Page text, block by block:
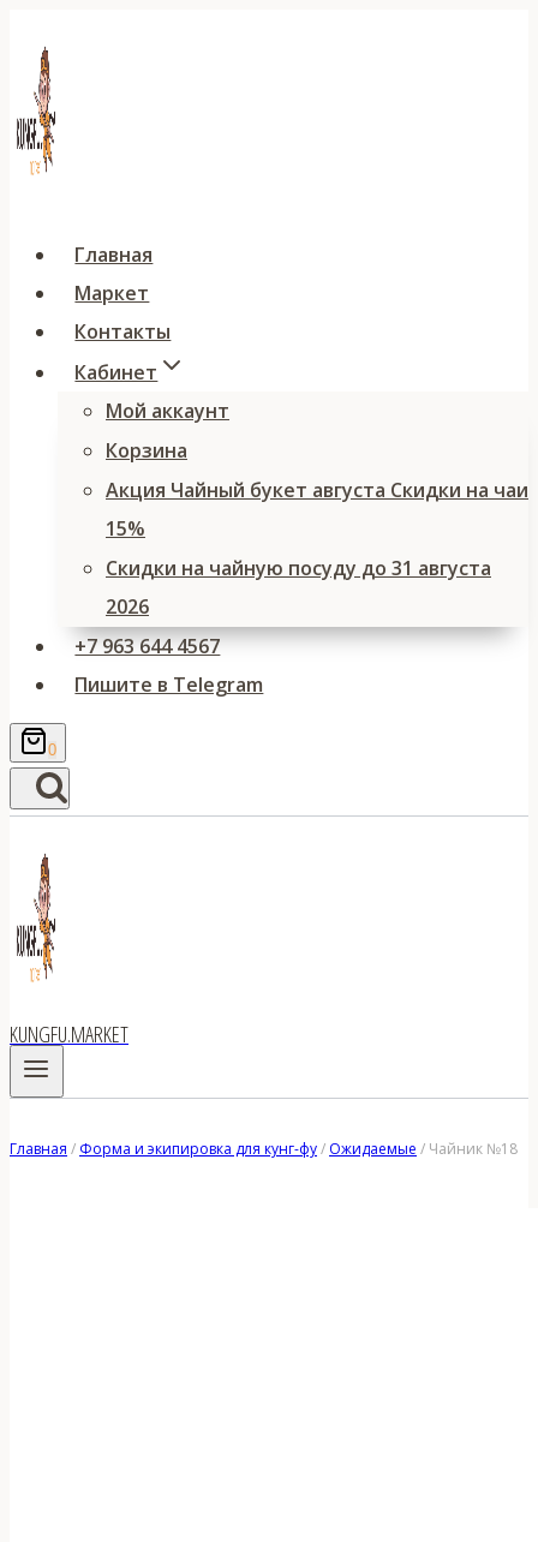
содержимому
Главная
Маркет
Контакты
Кабинет
Мой аккаунт
Корзина
Акция Чайный букет августа Скидки на чаи
15%
Скидки на чайную посуду до 31 августа
2026
+7 963 644 4567
Пишите в Telegram
0
KUNGFU.MARKET
Главная / Форма и экипировка для кунг-фу/ Ожидаемые / Чайник №18